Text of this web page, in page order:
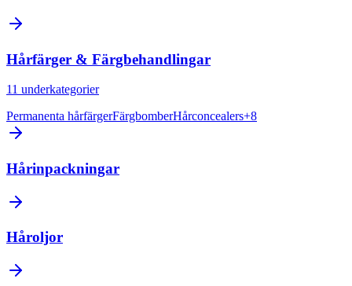
Hårfärger & Färgbehandlingar
11 underkategorier
Permanenta hårfärgerFärgbomberHårconcealers+8
Hårinpackningar
Håroljor